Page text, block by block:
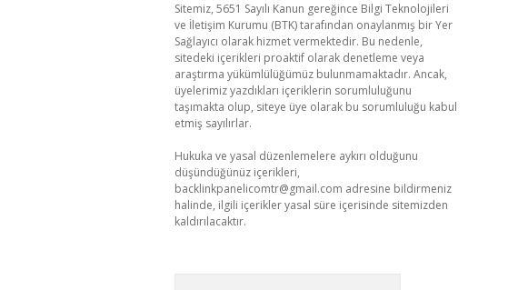
Sitemiz, 5651 Sayılı Kanun gereğince Bilgi Teknolojileri
ve İletişim Kurumu (BTK) tarafından onaylanmış bir Yer
Sağlayıcı olarak hizmet vermektedir. Bu nedenle,
sitedeki içerikleri proaktif olarak denetleme veya
araştırma yükümlülüğümüz bulunmamaktadır. Ancak,
üyelerimiz yazdıkları içeriklerin sorumluluğunu
taşımakta olup, siteye üye olarak bu sorumluluğu kabul
etmiş sayılırlar.
Hukuka ve yasal düzenlemelere aykırı olduğunu
düşündüğünüz içerikleri,
backlinkpanelicomtr@gmail.com adresine bildirmeniz
halinde, ilgili içerikler yasal süre içerisinde sitemizden
kaldırılacaktır.